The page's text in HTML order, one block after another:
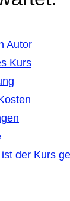
Autor
Kurs
der Kurs